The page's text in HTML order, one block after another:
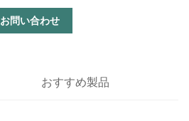
お問い合わせ
おすすめ製品